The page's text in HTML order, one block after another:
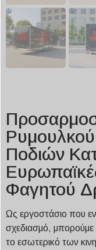
Ποδιών
Φαγητού
Ως εργοστάσιο που
σχεδιασμό,
το εσωτερικό των